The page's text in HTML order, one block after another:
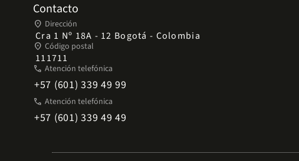
Contacto
place Dirección
Cra 1 Nº 18A - 12 Bogotá - Colombia
place Código postal
111711
phone Atención telefónica
+57 (601) 339 49 99
phone Atención telefónica
+57 (601) 339 49 49